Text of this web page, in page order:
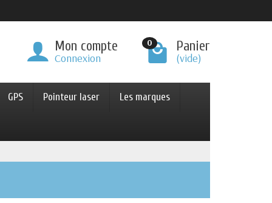
Mon compte
Connexion
0 Panier
(vide)
GPS Pointeur laser Les marques